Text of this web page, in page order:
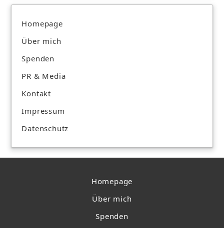
Homepage
Über mich
Spenden
PR & Media
Kontakt
Impressum
Datenschutz
Homepage
Über mich
Spenden